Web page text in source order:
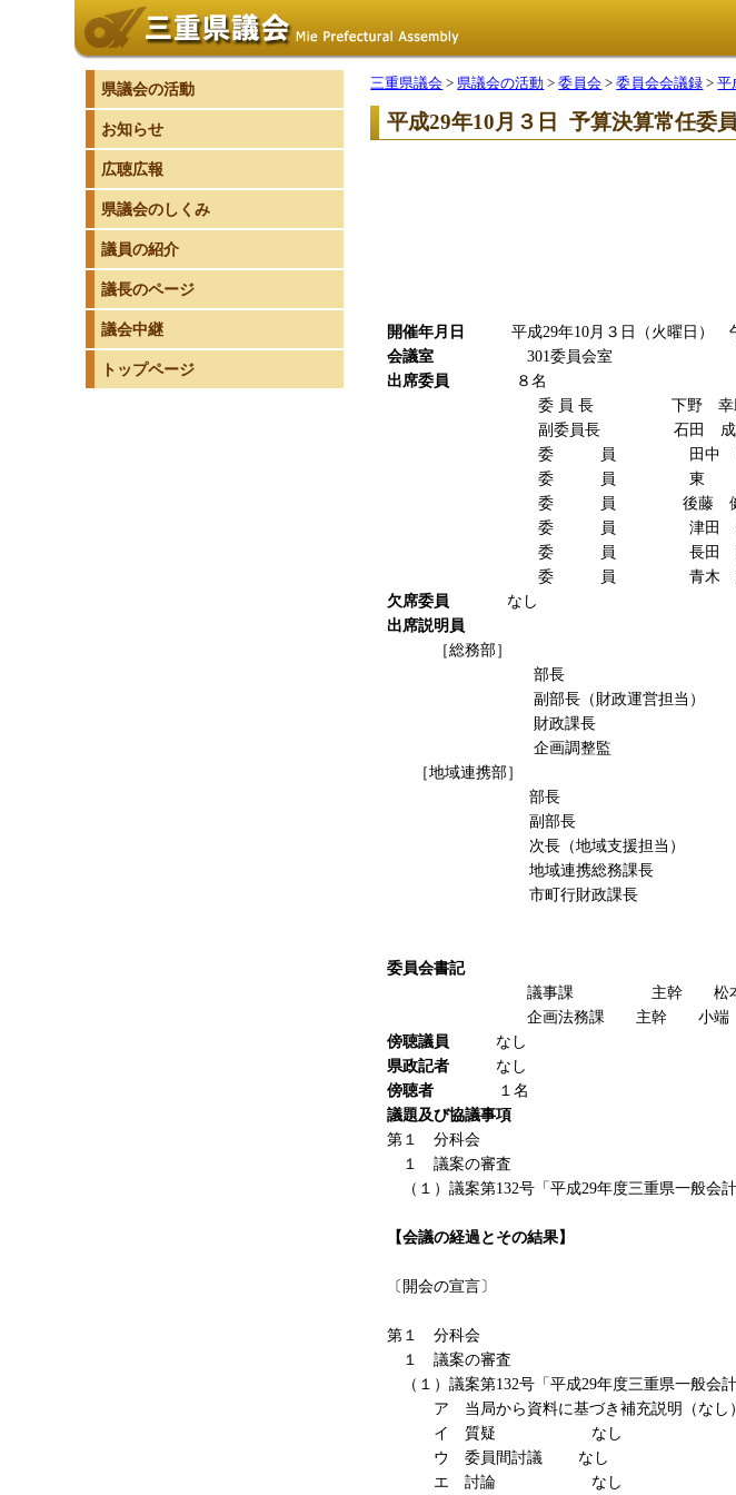
三重県議会 > 県議会の活動 >委員会 >委員会会議録 >平
平成29年10月３日 予算決算常任委
開催年月日 平成29年10月３日（火曜日） 午
会議室 301委員会室
出席委員 ８名
委 員 長 下野 幸
副委員長 石田 成
委 員 田中 智
委 員 東
委 員 後藤 健
委 員 津田 健
委 員 長田 隆
委 員 青木 謙
欠席委員 なし
出席説明員
［総務部］
部長 嶋
副部長（財政運営担当
財政課長 下
企画調整監 山
［地域連携部］
部長 鈴
副部長 辻
次長（地域支援担当）
地域連携総務課長
市町行財政課長
その他
委員会書記
議事課 主幹 松
企画法務課 主幹 小端
傍聴議員 なし
県政記者 なし
傍聴者 １名
議題及び協議事項
第１ 分科会
１ 議案の審査
（１）議案第132号「平成29年度三重県一般会
【会議の経過とその結果】
〔開会の宣言〕
第１ 分科会
１ 議案の審査
（１）議案第132号「平成29年度三重県一般会
ア 当局から資料に基づき補充説明（なし）
イ 質疑 なし
ウ 委員間討議 なし
エ 討論 なし
県議会の活動
お知らせ
広聴広報
県議会のしくみ
議員の紹介
議長のページ
議会中継
トップページ